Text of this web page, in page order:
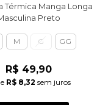
Térmica Manga Longa
Preto
M G GG
R$ 49,90
R$ 8,32 sem juros